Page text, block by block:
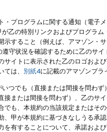
・プログラムに関する通知（電子
乙の特別リンクおよびプログラ
示すること（例えば、アマゾン・
守状況を確認するために乙のサ
サイトに表示された乙のロゴおよ
は、 別紙4に記載のアマゾンプ
つでも（直接または間接を問わ
接または間接を問わず）、乙のサ
でも、本規約の当該規定またはそ
、甲が本規約に基づきなしうる承
を有することについて、承諾およ